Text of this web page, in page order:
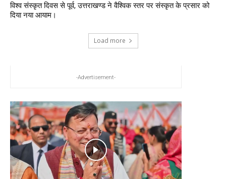
विश्व संस्कृत दिवस से पूर्व, उत्तराखण्ड ने वैश्विक स्तर पर संस्कृत के प्रसार को
दिया नया आयाम।
Load more
-Advertisement-